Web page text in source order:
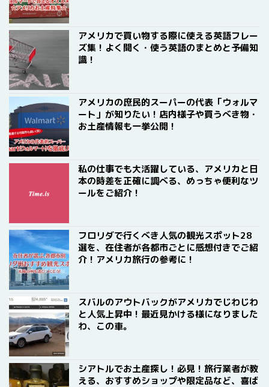
アメリカで買い物する際に使える英語フレー
ズ集！よく聞く・使う英語のまとめと予備知
識！
アメリカの庶民的スーパーの代表「ウォルマ
ート」が知りたい！店内様子や買うべき物・
お土産情報も一挙公開！
私の仕事でも大活躍している、アメリカと日
本の時差を正確に調べる、めっちゃ便利なツ
ールをご紹介！
フロリダで行くべき人気の観光スポット28
選を、在住者が各都市ごとに感想付きでご紹
介！アメリカ旅行の参考に！
スバルのアウトバックがアメリカでじわじわ
と人気上昇中！最近見かける様になりました
わ、この車。
シアトルでお土産探し！必見！旅行業者が教
える、おすすめショップや限定品など、喜ば